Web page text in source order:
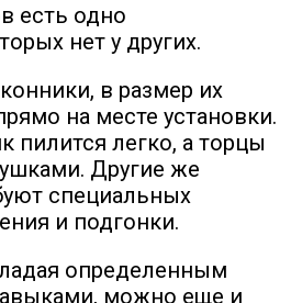
есть одно
нет у других.
в размер их
на месте установки.
пилится легко, а торцы
Другие же
специальных
и подгонки.
определенным
можно еще и